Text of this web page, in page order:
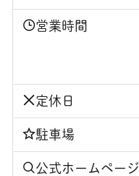
営業時間
定休日
駐車場
公式ホームページ